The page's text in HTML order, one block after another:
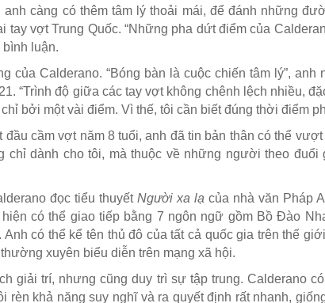
càng có thêm tâm lý thoải mái, để đánh những
tay vợt Trung Quốc. “Những pha dứt điểm của
bình luận.
của Calderano. “Bóng bàn là cuộc chiến tâm lý”, anh
“Trình độ giữa các tay vợt không chênh lệch nhiều,
bởi một vài điểm. Vì thế, tôi cần biết đúng thời điểm
cầm vợt năm 8 tuổi, anh đã tin bản thân có thể
chỉ dành cho tôi, mà thuộc về những người theo
đọc tiểu thuyết Người xa lạ của nhà văn Pháp
có thể giao tiếp bằng 7 ngôn ngữ gồm Bồ Đào
có thể kể tên thủ đô của tất cả quốc gia trên thế
xuyên biểu diễn trên mạng xã hội.
giải trí, nhưng cũng duy trì sự tập trung. Calderano
rèn khả năng suy nghĩ và ra quyết định rất nhanh,